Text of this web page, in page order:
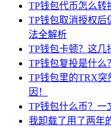
TP钱包代币怎么转
TP钱包取消授权后
法全解析
TP钱包卡顿？这几
TP钱包复投是什么
TP钱包里的TRX突
因！
TP钱包什么币？一
我卸载了用了两年